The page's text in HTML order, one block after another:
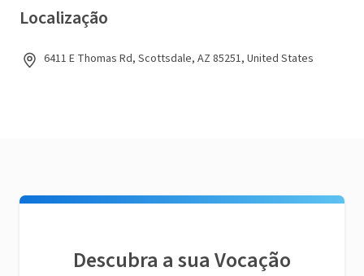
Localização
6411 E Thomas Rd, Scottsdale, AZ 85251, United States
Descubra a sua Vocação